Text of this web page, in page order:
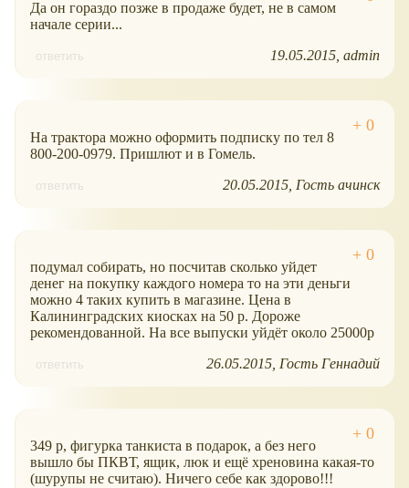
Да он гораздо позже в продаже будет, не в самом
начале серии...
ответить 19.05.2015 admin
На трактора можно оформить подписку по тел 8
800-200-0979. Пришлют и в Гомель.
ответить 20.05.2015 Гость ачинск
подумал собирать, но посчитав сколько уйдет
денег на покупку каждого номера то на эти деньги
можно 4 таких купить в магазине. Цена в
Калининградских киосках на 50 р. Дороже
рекомендованной. На все выпуски уйдёт около 25000р
ответить 26.05.2015 Гость Геннадий
349 р, фигурка танкиста в подарок, а без него
вышло бы ПКВТ, ящик, люк и ещё хреновина какая-то
(шурупы не считаю). Ничего себе как здорово!!!